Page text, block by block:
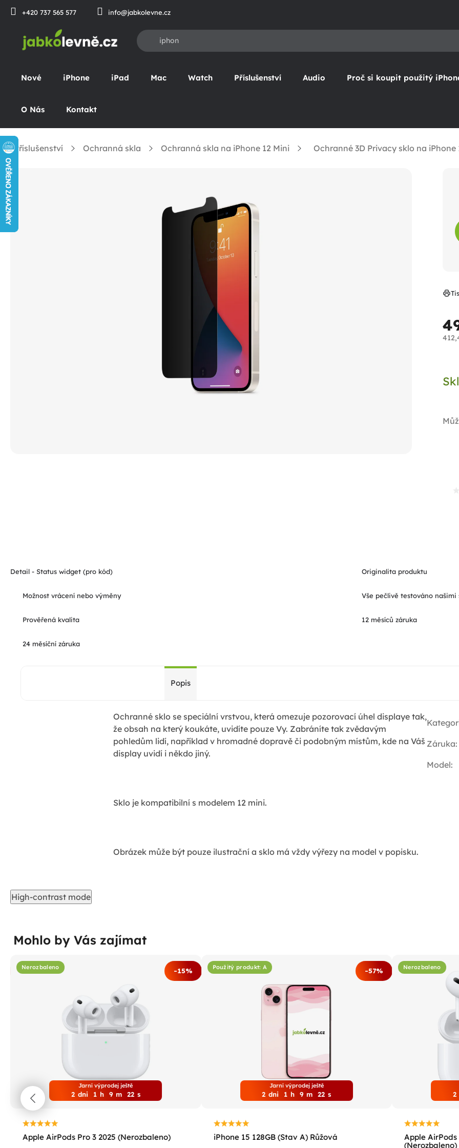
Přejít
+420 737 565 577 info@jabkolevne.cz
Nové iPhone iPad Mac Watch Příslušenství Audio Proč si koupit použitý
O Nás Kontakt
Příslušenství Ochranná skla Ochranná skla na iPhone 12 Mini Ochranné 3D Privacy sklo na iPhone
Detail - Status widget (pro kód) Originalita produktu
Možnost vrácení nebo výměny Vše pečlivě testováno našimi
Prověřená kvalita 12 měsíců záruka
24 měsíční záruka
Popis
Ochranné sklo se speciální vrstvou, která omezuje pozorovací úhel displaye tak,
že obsah na který koukáte, uvidíte pouze Vy. Zabráníte tak zvědavým
pohledům lidí, například v hromadné dopravě či podobným místům, kde na Váš
display uvidí i někdo jiný.
Sklo je kompatibilní s modelem 12 mini.
Obrázek může být pouze ilustrační a sklo má vždy výřezy na model v popisku.
Záruka:
Model:
High-contrast mode
Mohlo by Vás zajímat
Nerozbaleno -15%
Jarní výprodej ještě
2 dni 1 h 9 m 21 s
Apple AirPods Pro 3 2025 (Nerozbaleno)
Použitý produkt: A -57%
Jarní výprodej ještě
2 dni 1 h 9 m 21 s
iPhone 15 128GB (Stav A) Růžová
Nerozbaleno
2
Apple AirPods
(Nerozbaleno)